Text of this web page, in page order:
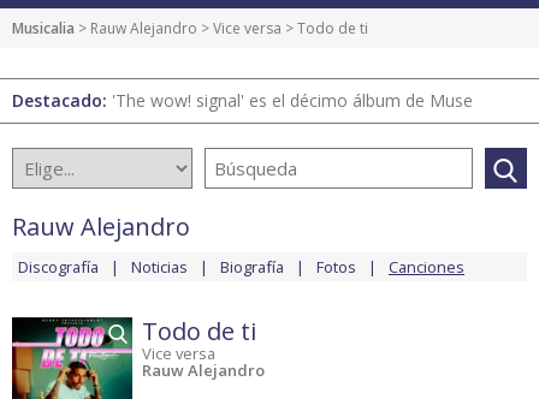
Musicalia > Rauw Alejandro >Vice versa > Todo de ti
Destacado: 'The wow! signal' es el décimo álbum de Muse
Rauw Alejandro
Discografía Noticias Biografía Fotos Canciones
Todo de ti
Vice versa
Rauw Alejandro